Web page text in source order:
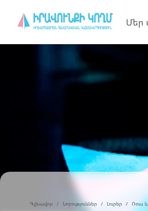
Մեր
Գլխավոր Նորություններ Լուրեր Ռուս